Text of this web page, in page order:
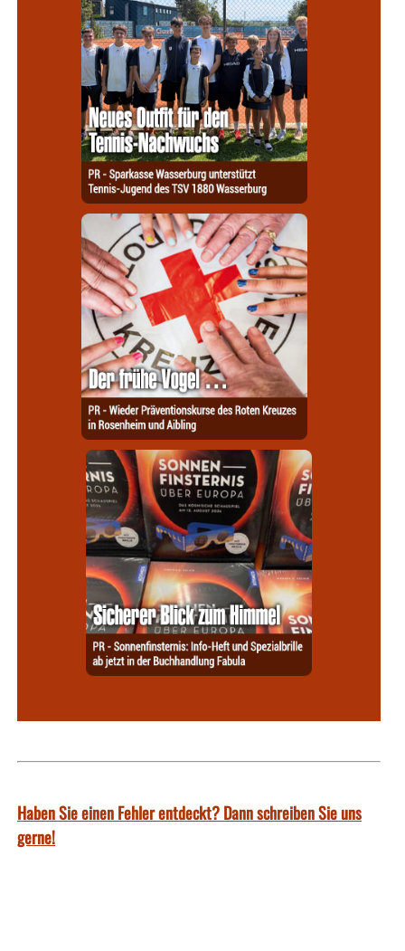
Haben Sie einen Fehler entdeckt? Dann schreiben Sie uns
gerne!